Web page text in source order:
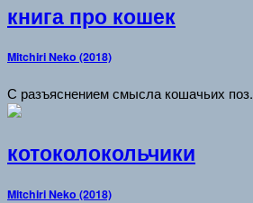
книга про кошек
Mitchiri Neko (2018)
С разъяснением смысла кошачьих поз.
котоколокольчики
Mitchiri Neko (2018)